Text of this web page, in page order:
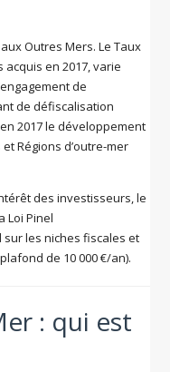
Outres Mers. Le Taux
acquis en 2017, varie
de
de défiscalisation
2017 le développement
Régions d’outre-mer
des investisseurs, le
Loi Pinel
les niches fiscales et
de 10 000 €/an).
: qui est